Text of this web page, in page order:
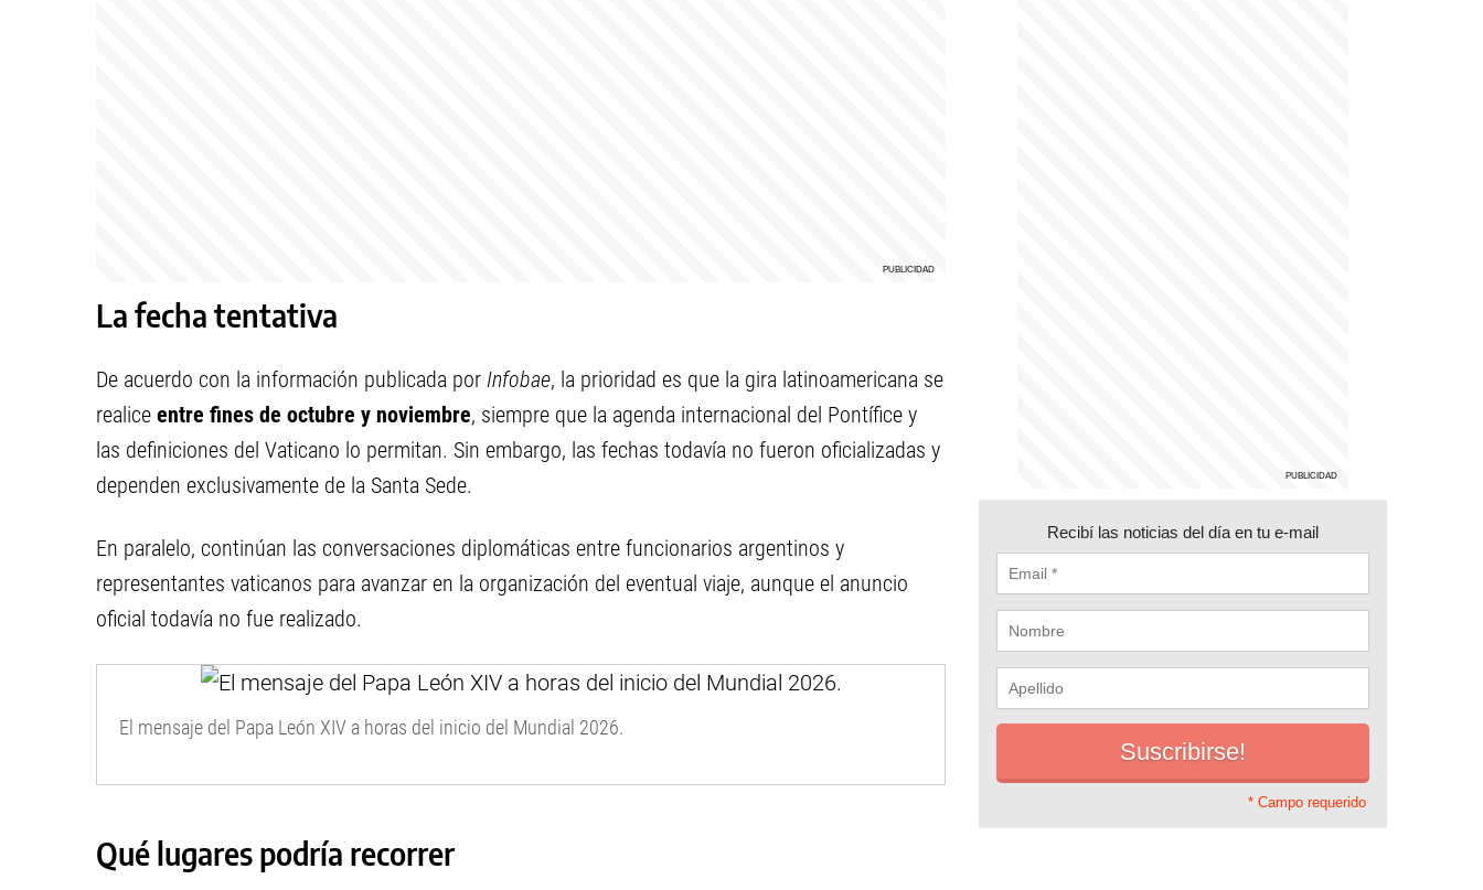
La fecha tentativa
De acuerdo con la información publicada por Infobae, la prioridad es que la gira latinoamericana se
realice entre fines de octubre y noviembre, siempre que la agenda internacional del Pontífice y
las definiciones del Vaticano lo permitan. Sin embargo, las fechas todavía no fueron oficializadas y
dependen exclusivamente de la Santa Sede.
En paralelo, continúan las conversaciones diplomáticas entre funcionarios argentinos y
representantes vaticanos para avanzar en la organización del eventual viaje, aunque el anuncio
oficial todavía no fue realizado.
El mensaje del Papa León XIV a horas del inicio del Mundial 2026.
Qué lugares podría recorrer
Recibí las noticias del día en tu e-mail
* Campo requerido